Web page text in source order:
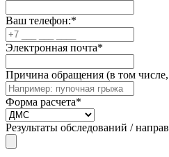
Ваш телефон:*
Электронная почта*
Причина обращения (в том
Форма расчета*
Результаты обследований /